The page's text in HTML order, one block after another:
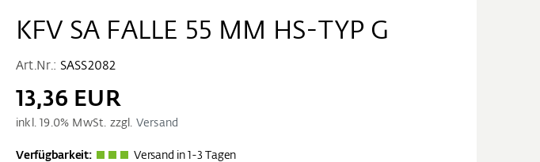
KFV SA FALLE 55 MM HS-TYP G
Art.Nr.: SASS2082
13,36 EUR
inkl. 19.0% MwSt. zzgl. Versand
Verfügbarkeit: Versand in 1-3 Tagen